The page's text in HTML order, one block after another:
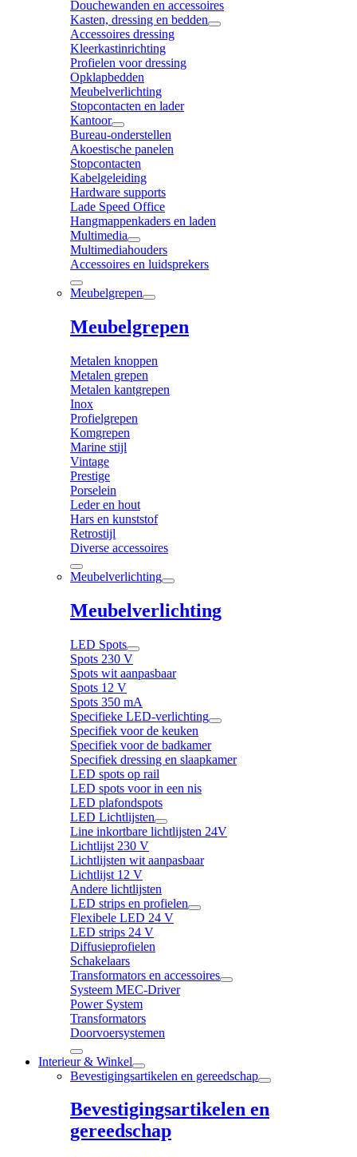
Douchewanden en accessoires
Kasten, dressing en bedden
Accessoires dressing
Kleerkastinrichting
Profielen voor dressing
Opklapbedden
Meubelverlichting
Stopcontacten en lader
Kantoor
Bureau-onderstellen
Akoestische panelen
Stopcontacten
Kabelgeleiding
Hardware supports
Lade Speed Office
Hangmappenkaders en laden
Multimedia
Multimediahouders
Accessoires en luidsprekers
Meubelgrepen
Meubelgrepen
Metalen knoppen
Metalen grepen
Metalen kantgrepen
Inox
Profielgrepen
Komgrepen
Marine stijl
Vintage
Prestige
Porselein
Leder en hout
Hars en kunststof
Retrostijl
Diverse accessoires
Meubelverlichting
Meubelverlichting
LED Spots
Spots 230 V
Spots wit aanpasbaar
Spots 12 V
Spots 350 mA
Specifieke LED-verlichting
Specifiek voor de keuken
Specifiek voor de badkamer
Specifiek dressing en slaapkamer
LED spots op rail
LED spots voor in een nis
LED plafondspots
LED Lichtlijsten
Line inkortbare lichtlijsten 24V
Lichtlijst 230 V
Lichtlijsten wit aanpasbaar
Lichtlijst 12 V
Andere lichtlijsten
LED strips en profielen
Flexibele LED 24 V
LED strips 24 V
Diffusieprofielen
Schakelaars
Transformators en accessoires
Systeem MEC-Driver
Power System
Transformators
Doorvoersystemen
Interieur & Winkel
Bevestigingsartikelen en gereedschap
Bevestigingsartikelen en
gereedschap